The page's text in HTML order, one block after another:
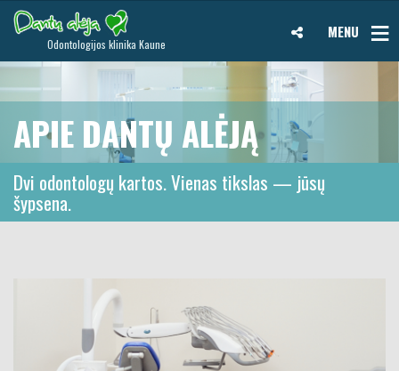
Odontologijos klinika Kaune
MENU
APIE DANTŲ ALĖJĄ
Dvi odontologų kartos. Vienas tikslas — jūsų
šypsena.